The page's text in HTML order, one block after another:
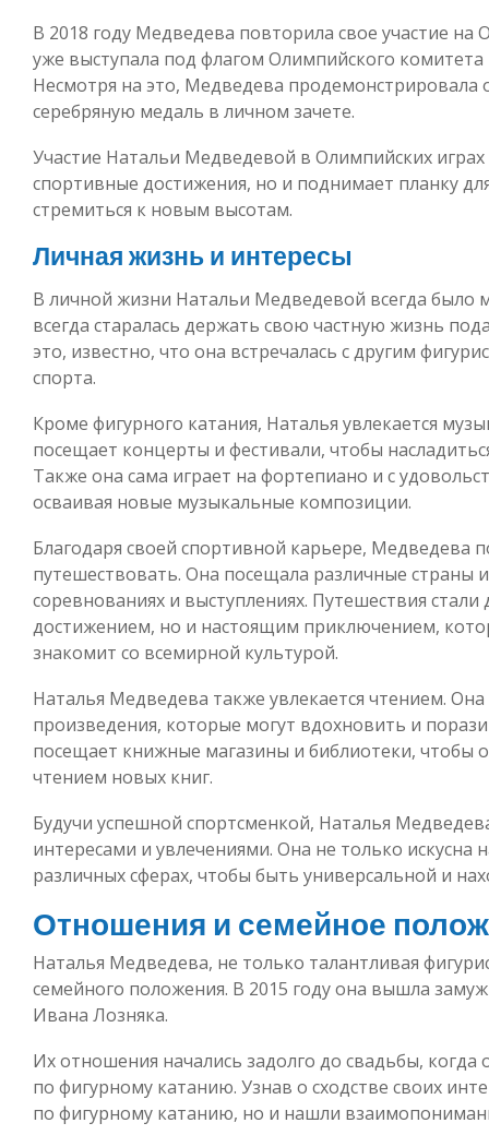
В 2018 году Медведева повторила свое участие на
уже выступала под флагом Олимпийского комитета
Несмотря на это, Медведева продемонстрировала
серебряную медаль в личном зачете.
Участие Натальи Медведевой в Олимпийских
спортивные достижения, но и поднимает планку
стремиться к новым высотам.
Личная жизнь и интересы
В личной жизни Натальи Медведевой всегда было
всегда старалась держать свою частную жизнь
это, известно, что она встречалась с другим
спорта.
Кроме фигурного катания, Наталья увлекается
посещает концерты и фестивали, чтобы
Также она сама играет на фортепиано и с
осваивая новые музыкальные композиции.
Благодаря своей спортивной карьере, Медведева
путешествовать. Она посещала различные страны
соревнованиях и выступлениях. Путешествия
достижением, но и настоящим приключением,
знакомит со всемирной культурой.
Наталья Медведева также увлекается чтением.
произведения, которые могут вдохновить и
посещает книжные магазины и библиотеки, чтобы
чтением новых книг.
Будучи успешной спортсменкой, Наталья
интересами и увлечениями. Она не только искусна
различных сферах, чтобы быть универсальной и
Отношения и семейное
Наталья Медведева, не только талантливая
семейного положения. В 2015 году она вышла
Ивана Лозняка.
Их отношения начались задолго до свадьбы,
по фигурному катанию. Узнав о сходстве своих
по фигурному катанию, но и нашли